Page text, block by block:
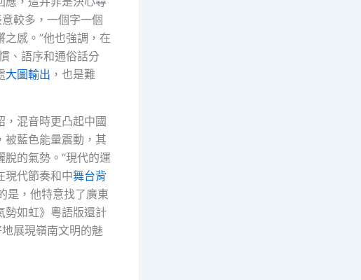
較多，一個字一個
感。”他也強調，在
、語序和通俗話分
大圖輸出 ，也是難
，混音時更凸起中國
被藍色能量震動，其
的氣勢。“現代的運
現代節奏和中舞台背
是，他特意找了廣東
勢如虹》粵語版還計
展現嶺南文明的魅